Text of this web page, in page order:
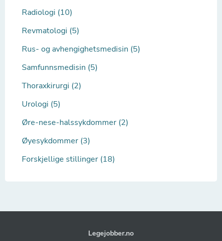
Radiologi (10)
Revmatologi (5)
Rus- og avhengighetsmedisin (5)
Samfunnsmedisin (5)
Thoraxkirurgi (2)
Urologi (5)
Øre-nese-halssykdommer (2)
Øyesykdommer (3)
Forskjellige stillinger (18)
Legejobber.no